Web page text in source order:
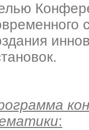
: